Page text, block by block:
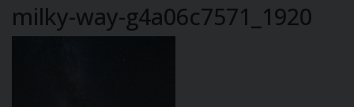
milky-way-g4a06c7571_1920